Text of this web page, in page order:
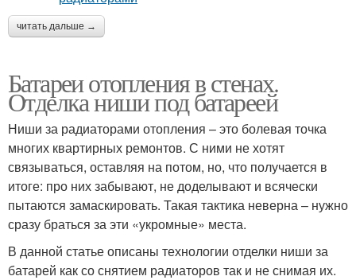
читать дальше →
Батареи отопления в стенах.
Отделка ниши под батареей
Ниши за радиаторами отопления – это болевая точка
многих квартирных ремонтов. С ними не хотят
связываться, оставляя на потом, но, что получается в
итоге: про них забывают, не доделывают и всячески
пытаются замаскировать. Такая тактика неверна – нужно
сразу браться за эти «укромные» места.
В данной статье описаны технологии отделки ниши за
батарей как со снятием радиаторов так и не снимая их.